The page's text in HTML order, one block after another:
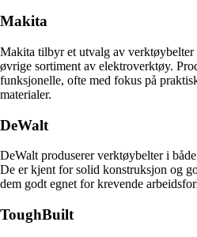
Makita
Makita tilbyr et utvalg av verktøybelter
øvrige sortiment av elektroverktøy.
funksjonelle, ofte med fokus på
materialer.
DeWalt
DeWalt produserer verktøybelter i
De er kjent for solid konstruksjon og
dem godt egnet for krevende
ToughBuilt